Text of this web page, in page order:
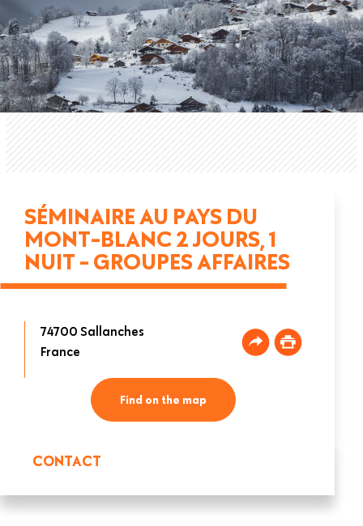
SÉMINAIRE AU PAYS DU
MONT-BLANC 2 JOURS, 1
NUIT - GROUPES AFFAIRES
74700 Sallanches
France
Find on the map
CONTACT